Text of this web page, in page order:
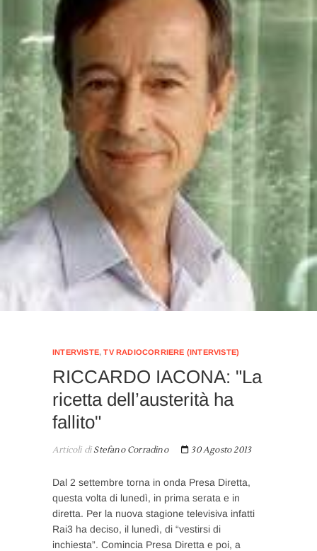
INTERVISTE,TV RADIOCORRIERE (INTERVISTE)
RICCARDO IACONA: "La
ricetta dell’austerità ha
fallito"
Articoli diStefano Corradino 30 Agosto 2013
Dal 2 settembre torna in onda Presa Diretta,
questa volta di lunedì, in prima serata e in
diretta. Per la nuova stagione televisiva infatti
Rai3 ha deciso, il lunedì, di “vestirsi di
inchiesta”. Comincia Presa Diretta e poi, a